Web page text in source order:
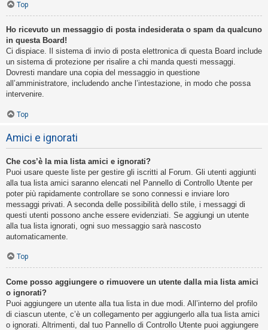
Top
Ho ricevuto un messaggio di posta indesiderata o spam da qualcuno
in questa Board!
Ci dispiace. Il sistema di invio di posta elettronica di questa Board include
un sistema di protezione per risalire a chi manda questi messaggi.
Dovresti mandare una copia del messaggio in questione
all’amministratore, includendo anche l’intestazione, in modo che possa
intervenire.
Top
Amici e ignorati
Che cos’è la mia lista amici e ignorati?
Puoi usare queste liste per gestire gli iscritti al Forum. Gli utenti aggiunti
alla tua lista amici saranno elencati nel Pannello di Controllo Utente per
poter più rapidamente controllare se sono connessi e inviare loro
messaggi privati. A seconda delle possibilità dello stile, i messaggi di
questi utenti possono anche essere evidenziati. Se aggiungi un utente
alla tua lista ignorati, ogni suo messaggio sarà nascosto
automaticamente.
Top
Come posso aggiungere o rimuovere un utente dalla mia lista amici
o ignorati?
Puoi aggiungere un utente alla tua lista in due modi. All’interno del profilo
di ciascun utente, c’è un collegamento per aggiungerlo alla tua lista amici
o ignorati. Altrimenti, dal tuo Pannello di Controllo Utente puoi aggiungere